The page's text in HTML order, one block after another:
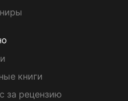
книги
за рецензию